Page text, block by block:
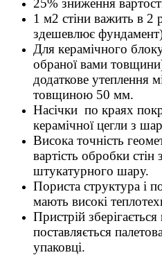
25% зниження
1 м2 стіни важить в 2
здешевлює
Для керамічного
обраної вами
додаткове утеплення
товщиною 50 мм.
Насічки по краях
керамічної цегли з
Висока точність
вартість обробки
штукатурного шару.
Пориста структура і
мають високі
Пристрій зберігається
поставляється
упаковці.